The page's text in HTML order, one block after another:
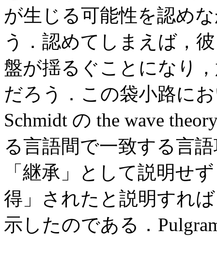
が生じる可能性を認め
う．認めてしまえば，
盤が揺るぐことになり
だろう．この袋小路に
Schmidt の the wave
る言語間で一致する言
「継承」として説明せ
得」されたと説明すれ
示したのである．